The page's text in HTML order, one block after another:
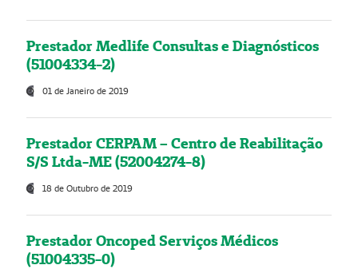
Prestador Medlife Consultas e Diagnósticos
(51004334-2)
01 de Janeiro de 2019
Prestador CERPAM – Centro de Reabilitação
S/S Ltda-ME (52004274-8)
18 de Outubro de 2019
Prestador Oncoped Serviços Médicos
(51004335-0)